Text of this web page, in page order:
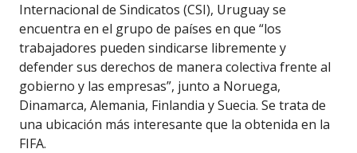
Internacional de Sindicatos (CSI), Uruguay se
encuentra en el grupo de países en que “los
trabajadores pueden sindicarse libremente y
defender sus derechos de manera colectiva frente al
gobierno y las empresas”, junto a Noruega,
Dinamarca, Alemania, Finlandia y Suecia. Se trata de
una ubicación más interesante que la obtenida en la
FIFA.